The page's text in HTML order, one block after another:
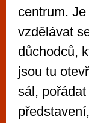
centrum.
vzdělávat
důchodců,
jsou tu
sál,